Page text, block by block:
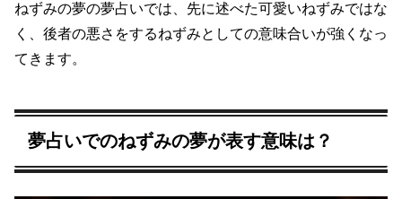
ねずみの夢の夢占いでは、先に述べた可愛いねずみではな
く、後者の悪さをするねずみとしての意味合いが強くなっ
てきます。
夢占いでのねずみの夢が表す意味は？